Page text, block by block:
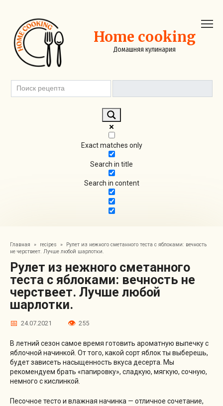
контенту
Home cooking
Домашняя кулинария
Exact matches only
Search in title
Search in content
Главная » recipes »
Рулет из нежного сметанного теста с яблоками: вечность
не черствеет. Лучше любой шарлотки.
Рулет из нежного сметанного
теста с яблоками: вечность не
черствеет. Лучше любой
шарлотки.
24.07.2021 255
В летний сезон самое время готовить ароматную выпечку с
яблочной начинкой. От того, какой сорт яблок ты выберешь,
будет зависеть насыщенность вкуса десерта. Мы
рекомендуем брать «папировку», сладкую, мягкую, сочную,
немного с кислинкой.
Песочное тесто и влажная начинка — отличное сочетание,